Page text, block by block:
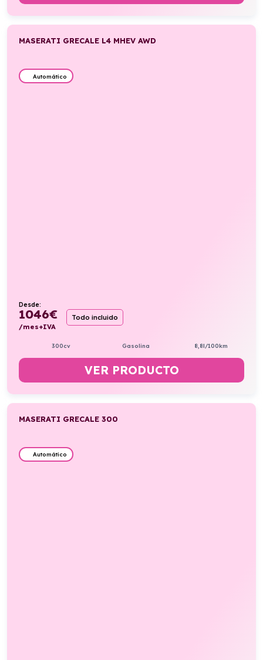
MASERATI GRECALE L4 MHEV AWD
Automático
Desde:
1046€
/mes+IVA
Todo incluido
300cv Gasolina 8,8l/100km
VER PRODUCTO
MASERATI GRECALE 300
Automático